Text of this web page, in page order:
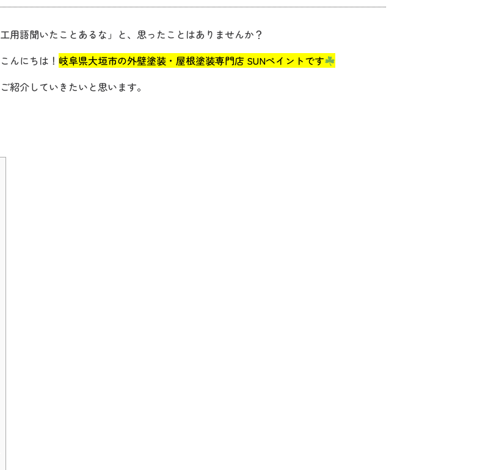
用語聞いたことあるな」と、思ったことはありませんか？
んにちは！ 岐阜県大垣市の外壁塗装・屋根塗装専門店 SUNペイントです
紹介していきたいと思います。